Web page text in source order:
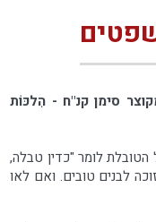
סימן קנ"ח - הִלכּוֹת
לומר "כדין טבלה,
לבנים טובים. ואם לאו